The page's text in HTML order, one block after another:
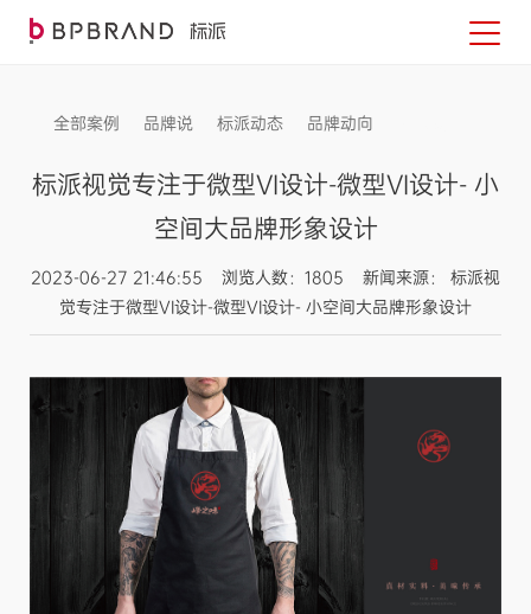
全部案例 品牌说 标派动态 品牌动向
标派视觉专注于微型VI设计-微型VI设计- 小
空间大品牌形象设计
2023-06-27 21:46:55 浏览人数：1805 新闻来源： 标派视
觉专注于微型VI设计-微型VI设计- 小空间大品牌形象设计